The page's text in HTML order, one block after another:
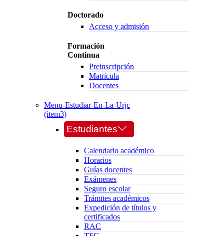
Doctorado
Acceso y admisión
Formación
Continua
Preinscripción
Matrícula
Docentes
Menu-Estudiar-En-La-Urjc
(item3)
Estudiantes
Calendario académico
Horarios
Guías docentes
Exámenes
Seguro escolar
Trámites académicos
Expedición de títulos y
certificados
RAC